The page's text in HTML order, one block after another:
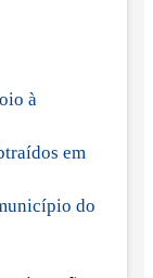
à
em
do